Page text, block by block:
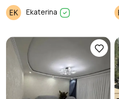
Ekaterina